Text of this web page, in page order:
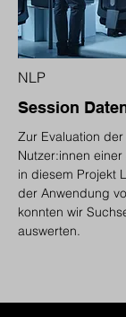
NLP
Session
Zur Evaluation
Nutzer:innen
in diesem Projekt
der Anwendung
konnten wir
auswerten.